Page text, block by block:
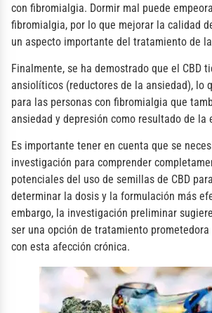
con fibromialgia. Dormir mal puede
fibromialgia, por lo que mejorar la calidad
un aspecto importante del tratamiento de
Finalmente, se ha demostrado que el CBD
ansiolíticos (reductores de la ansiedad), lo
para las personas con fibromialgia que
ansiedad y depresión como resultado de la
Es importante tener en cuenta que se
investigación para comprender
potenciales del uso de semillas de CBD
determinar la dosis y la formulación más
embargo, la investigación preliminar
ser una opción de tratamiento
con esta afección crónica.